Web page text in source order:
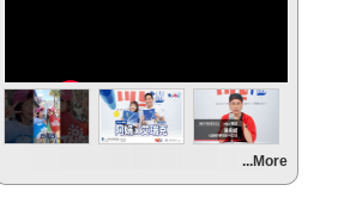
(南部)
流行最前線
【Next】
...More